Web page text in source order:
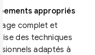
appropriés
complet et
des techniques
adaptés à